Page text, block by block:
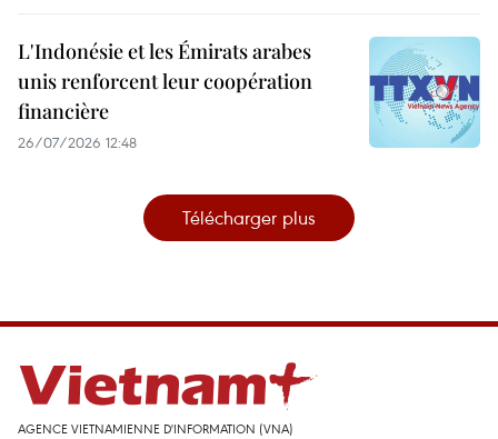
L'Indonésie et les Émirats arabes
unis renforcent leur coopération
financière
26/07/2026 12:48
Télécharger plus
AGENCE VIETNAMIENNE D'INFORMATION (VNA)